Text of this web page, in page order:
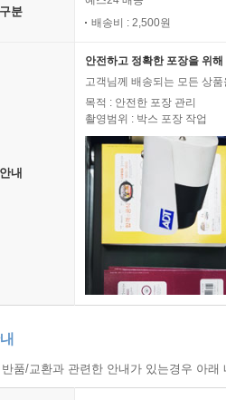
분
배송비 : 2,500원
내
안전하고 정확한 포장을 위
고객님께 배송되는 모든 상
목적 : 안전한 포장 관리
촬영범위 : 박스 포장 작업
품/교환과 관련한 안내가 있는경우 아